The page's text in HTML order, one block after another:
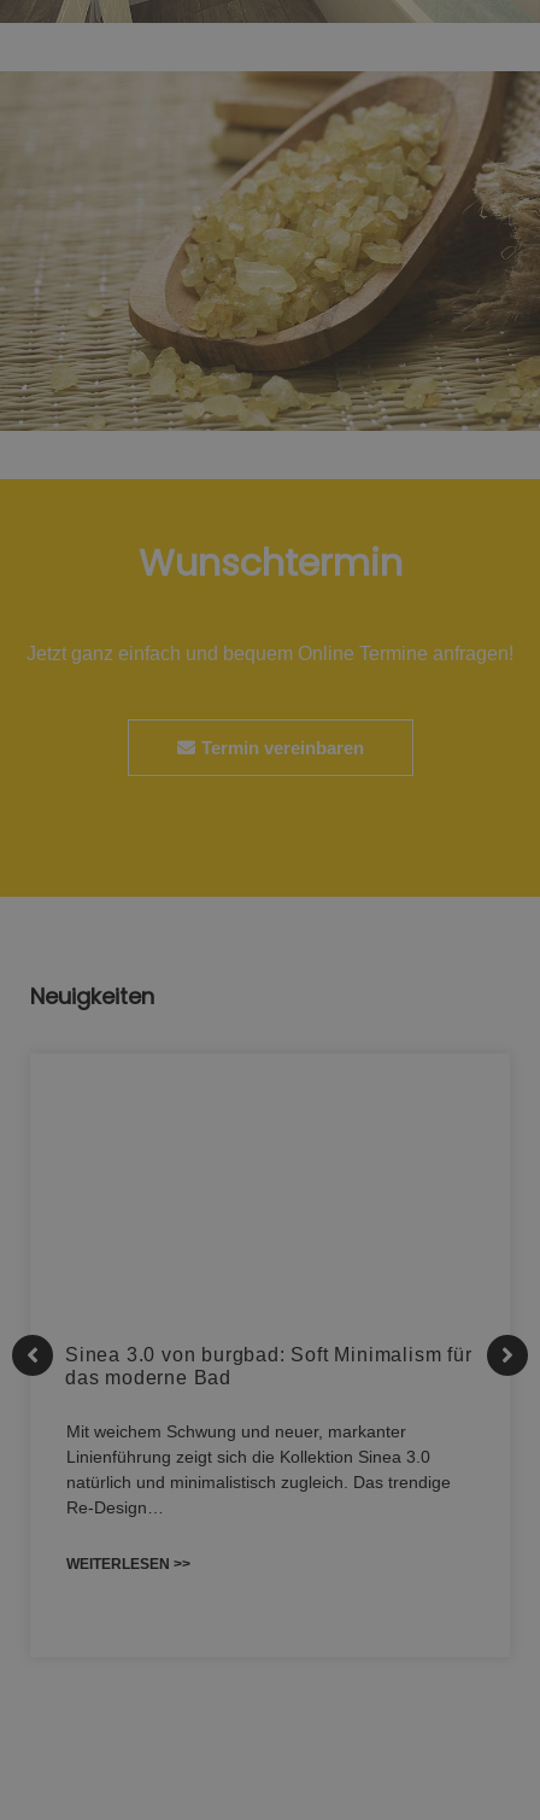
Wunschtermin
Jetzt ganz einfach und bequem Online Termine anfragen!
Termin vereinbaren
Neuigkeiten
Sinea 3.0 von burgbad: Soft Minimalism für
das moderne Bad
Mit weichem Schwung und neuer, markanter
Linienführung zeigt sich die Kollektion Sinea 3.0
natürlich und minimalistisch zugleich. Das trendige
Re-Design…
WEITERLESEN >>